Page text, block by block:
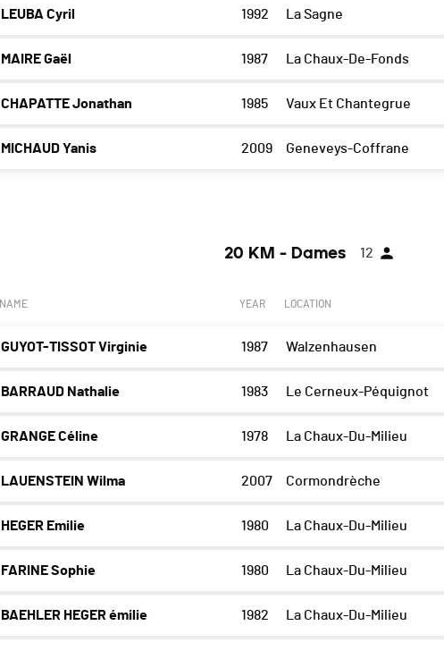
LEUBA Cyril 1992 La Sagne
MAIRE Gaël 1987 La Chaux-De-Fonds
CHAPATTE Jonathan 1985 Vaux Et Chantegrue
MICHAUD Yanis 2009 Geneveys-Coffrane
20 KM - Dames 12
NAME YEAR LOCATION
GUYOT-TISSOT Virginie 1987 Walzenhausen
BARRAUD Nathalie 1983 Le Cerneux-Péquignot
GRANGE Céline 1978 La Chaux-Du-Milieu
LAUENSTEIN Wilma 2007 Cormondrèche
HEGER Emilie 1980 La Chaux-Du-Milieu
FARINE Sophie 1980 La Chaux-Du-Milieu
BAEHLER HEGER émilie 1982 La Chaux-Du-Milieu